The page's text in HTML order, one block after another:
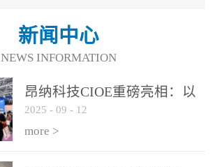
新闻中心
NEWS INFORMATION
昂纳科技CIOE重磅亮相：以
光通信创新引擎，驱动AI与
算力互联新时代
2025 - 09 - 12
more >